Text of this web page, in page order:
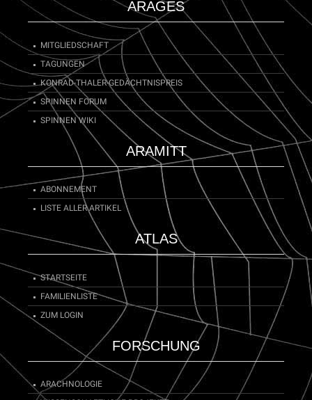
ARAGES
MITGLIEDSCHAFT
TAGUNGEN
KONRAD-THALER-GEDÄCHTNISPREIS
SPINNEN FORUM
SPINNEN WIKI
ARAMITT
ABONNEMENT
LISTE ALLER ARTIKEL
ATLAS
STARTSEITE
FAMILIENLISTE
ZUM LOGIN
FORSCHUNG
ARACHNOLOGIE